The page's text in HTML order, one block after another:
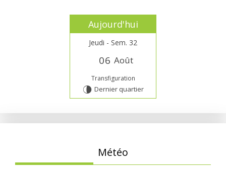
Aujourd'hui
Jeudi - Sem. 32
06 Août
Transfiguration
U Dernier quartier
Météo